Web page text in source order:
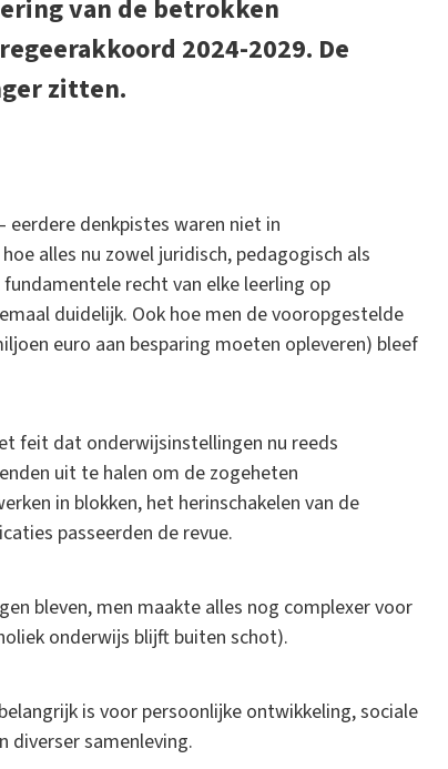
van de betrokken
2024-2029. De
zitten.
denkpistes waren niet in
alles nu zowel juridisch, pedagogisch als
recht van elke leerling op
duidelijk. Ook hoe men de vooropgestelde
euro aan besparing moeten opleveren) bleef
feit dat onderwijsinstellingen nu reeds
uit te halen om de zogeheten
in blokken, het herinschakelen van de
passeerden de revue.
bleven, men maakte alles nog complexer voor
onderwijs blijft buiten schot).
is voor persoonlijke ontwikkeling, sociale
diverser samenleving.